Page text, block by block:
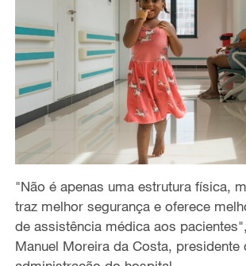
"Não é apenas uma estrutura física,
traz melhor segurança e oferece
de assistência médica aos
Manuel Moreira da Costa, presidente